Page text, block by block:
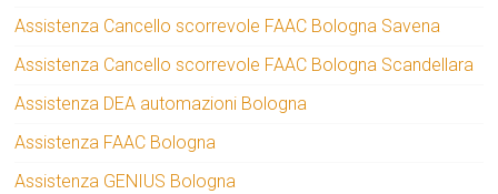
Assistenza Cancello scorrevole FAAC Bologna Savena
Assistenza Cancello scorrevole FAAC Bologna Scandellara
Assistenza DEA automazioni Bologna
Assistenza FAAC Bologna
Assistenza GENIUS Bologna